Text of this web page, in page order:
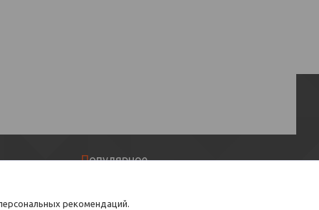
Популярное
Букеты из Тюльпанов
рекомендаций.